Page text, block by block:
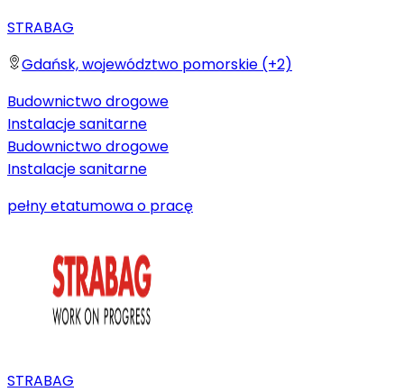
STRABAG
Gdańsk, województwo pomorskie (+2)
Budownictwo drogowe
Instalacje sanitarne
Budownictwo drogowe
Instalacje sanitarne
pełny etatumowa o pracę
STRABAG